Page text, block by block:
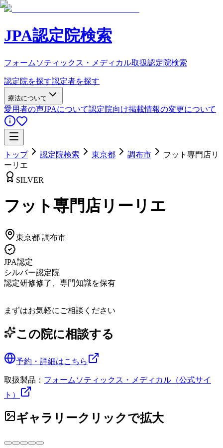
JPA認定院検索
フォームソティックス・メディカル取扱認定院検索
認定院を探す認定者を探す
療法について
愛用者の声JPAについて認定院向け掲載情報の変更について
トップ 認定院検索 東京都 調布市
フット専門店リ
ーリエ
SILVER
フット専門店リーリエ
東京都 調布市
JPA認定
シルバー認定院
認定研修修了、専門知識を保有
まずはお気軽にご相談ください
この院に相談する
予約・詳細はこちら
取扱製品： フォームソティックス・メディカル（公式サイ
ト）
ギャラリークリックで拡大